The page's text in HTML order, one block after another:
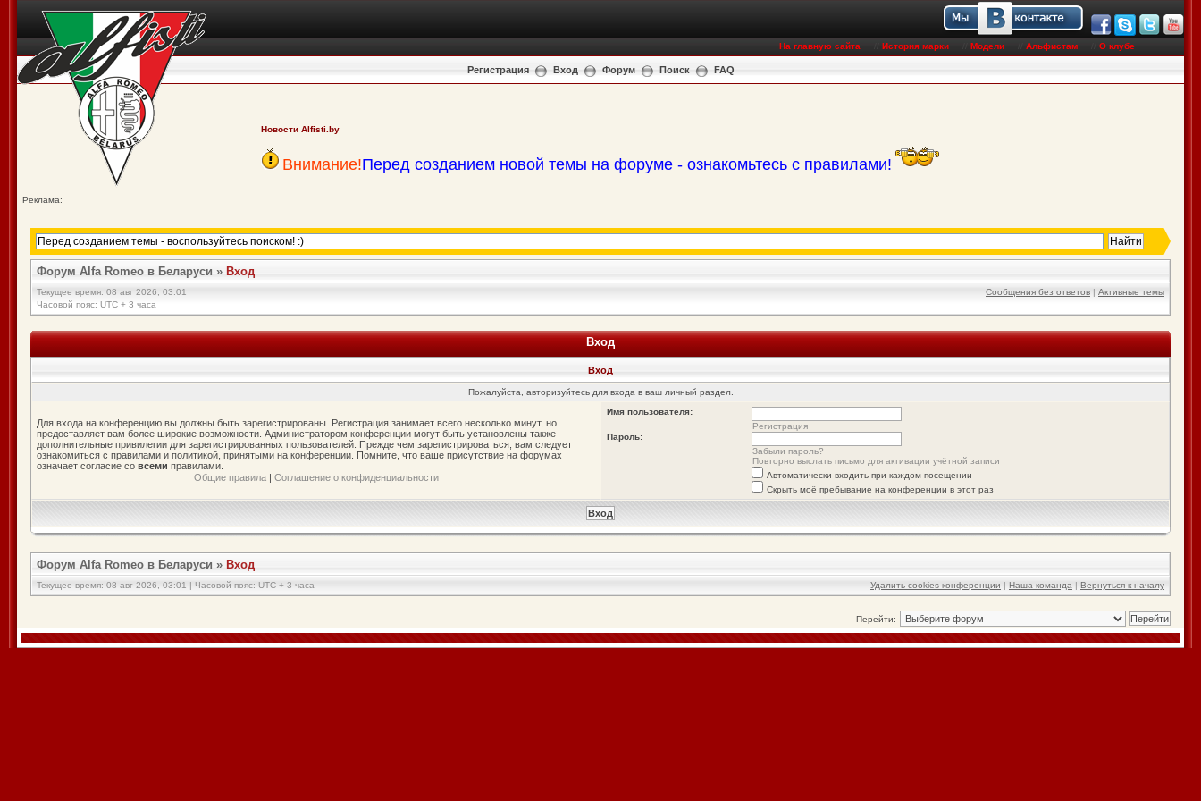
На главную сайта История марки Модели Альфистам О клубе
Регистрация Вход Форум Поиск FAQ
Новости Alfisti.by
Внимание!Перед созданием новой темы на форуме - ознакомьтесь с правилами!
Реклама:
Форум Alfa Romeo в Беларуси » Вход
Текущее время: 08 авг 2026, 03:01
Часовой пояс: UTC + 3 часа
Сообщения без ответов | Активные темы
Вход
Вход
Пожалуйста, авторизуйтесь для входа в ваш личный раздел.
Для входа на конференцию вы должны быть зарегистрированы. Регистрация занимает всего несколько минут, но
предоставляет вам более широкие возможности. Администратором конференции могут быть установлены также
дополнительные привилегии для зарегистрированных пользователей. Прежде чем зарегистрироваться, вам следует
ознакомиться с правилами и политикой, принятыми на конференции. Помните, что ваше присутствие на форумах
означает согласие со всеми правилами.
Общие правила| Соглашение о конфиденциальности
Имя пользователя:
Регистрация
Пароль:
Забыли пароль?
Повторно выслать письмо для активации учётной записи
Автоматически входить при каждом посещении
Скрыть моё пребывание на конференции в этот раз
Форум Alfa Romeo в Беларуси » Вход
Текущее время: 08 авг 2026, 03:01 | Часовой пояс: UTC + 3 часа Удалить cookies конференции | Наша команда | Вернуться к началу
Перейти: